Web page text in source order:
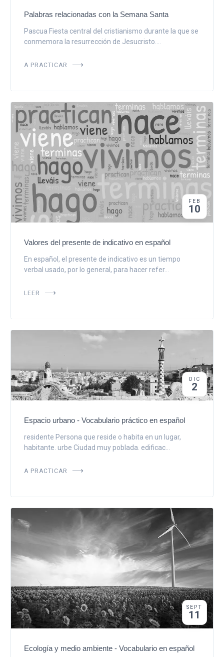
Palabras relacionadas con la Semana Santa
Pascua Fiesta central del cristianismo durante la que se
conmemora la resurrección de Jesucristo....
A PRACTICAR
FEB
10
Valores del presente de indicativo en español
En español, el presente de indicativo es un tiempo
verbal usado, por lo general, para hacer refer...
LEER
DIC
2
Espacio urbano - Vocabulario práctico en español
residente Persona que reside o habita en un lugar,
habitante. urbe Ciudad muy poblada. edificac...
A PRACTICAR
SEPT
11
Ecología y medio ambiente - Vocabulario en español